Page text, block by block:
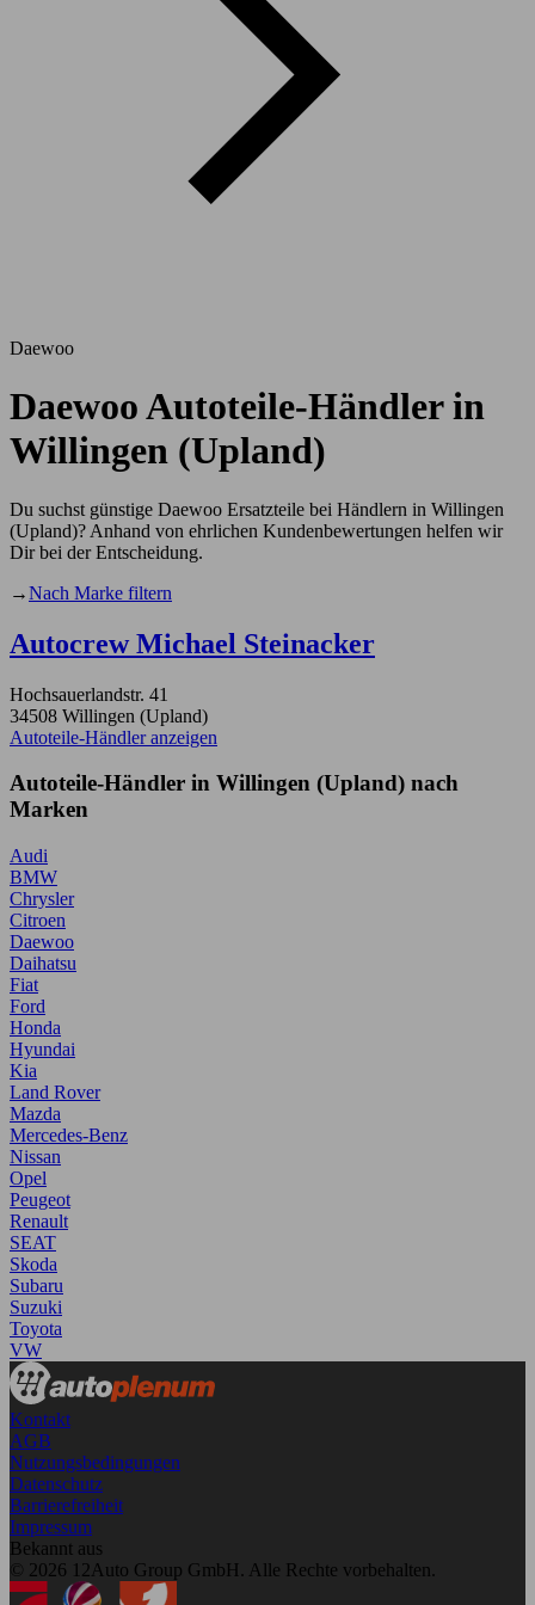
Daewoo
Daewoo Autoteile-Händler in
Willingen (Upland)
Du suchst günstige Daewoo Ersatzteile bei Händlern in Willingen
(Upland)? Anhand von ehrlichen Kundenbewertungen helfen wir
Dir bei der Entscheidung.
→Nach Marke filtern
Autocrew Michael Steinacker
Hochsauerlandstr. 41
34508 Willingen (Upland)
Autoteile-Händler anzeigen
Autoteile-Händler in Willingen (Upland) nach
Marken
Audi
BMW
Chrysler
Citroen
Daewoo
Daihatsu
Fiat
Ford
Honda
Hyundai
Kia
Land Rover
Mazda
Mercedes-Benz
Nissan
Opel
Peugeot
Renault
SEAT
Skoda
Subaru
Suzuki
Toyota
VW
Kontakt
AGB
Nutzungsbedingungen
Datenschutz
Barrierefreiheit
Impressum
Bekannt aus
© 2026 12Auto Group GmbH. Alle Rechte vorbehalten.